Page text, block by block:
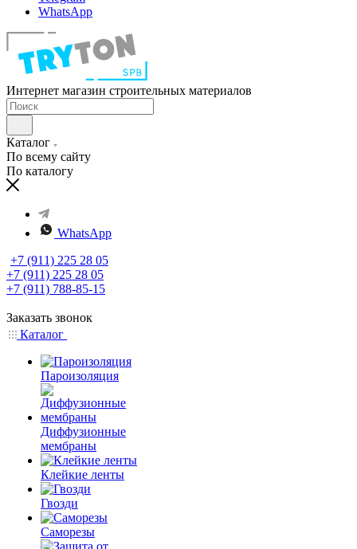
WhatsApp
Интернет магазин строительных материалов
Каталог
По всему сайту
По каталогу
WhatsApp
+7 (911) 225 28 05
+7 (911) 225 28 05
+7 (911) 788-85-15
Заказать звонок
Каталог
Пароизоляция
Диффузионные
мембраны
Клейкие ленты
Гвозди
Саморезы